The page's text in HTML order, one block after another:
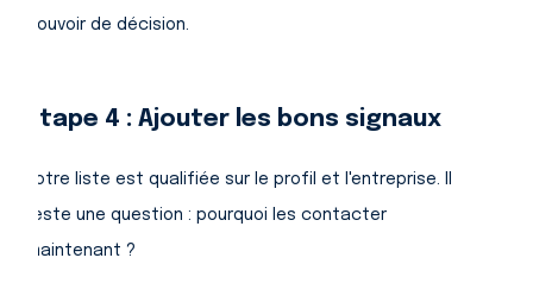
pouvoir de décision.
Étape 4 : Ajouter les bons signaux
Votre liste est qualifiée sur le profil et l'entreprise. Il
reste une question : pourquoi les contacter
maintenant ?